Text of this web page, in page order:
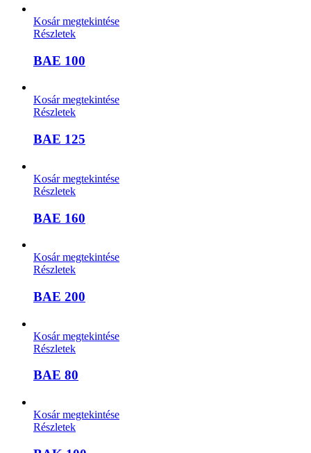
Kosár megtekintése
Részletek
BAE 100
Kosár megtekintése
Részletek
BAE 125
Kosár megtekintése
Részletek
BAE 160
Kosár megtekintése
Részletek
BAE 200
Kosár megtekintése
Részletek
BAE 80
Kosár megtekintése
Részletek